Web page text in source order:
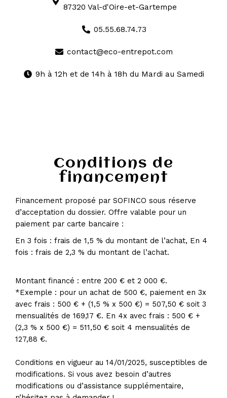
87320 Val-d'Oire-et-Gartempe
05.55.68.74.73
contact@eco-entrepot.com
9h à 12h et de 14h à 18h du Mardi au Samedi
Conditions de
financement
Financement proposé par SOFINCO sous réserve
d’acceptation du dossier. Offre valable pour un
paiement par carte bancaire :
En 3 fois : frais de 1,5 % du montant de l’achat, En 4
fois : frais de 2,3 % du montant de l’achat.
Montant financé : entre 200 € et 2 000 €.
*Exemple : pour un achat de 500 €, paiement en 3x
avec frais : 500 € + (1,5 % x 500 €) = 507,50 € soit 3
mensualités de 169,17 €. En 4x avec frais : 500 € +
(2,3 % x 500 €) = 511,50 € soit 4 mensualités de
127,88 €.
Conditions en vigueur au 14/01/2025, susceptibles de
modifications. Si vous avez besoin d’autres
modifications ou d’assistance supplémentaire,